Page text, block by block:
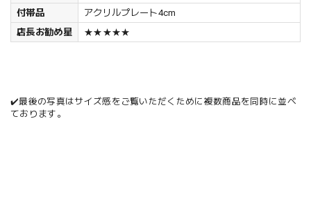
付帯品
アクリルプレート4cm
店長お勧め星
★★★★★
✔️最後の写真はサイズ感をご覧いただくために複数商品を同時に並べ
ております。